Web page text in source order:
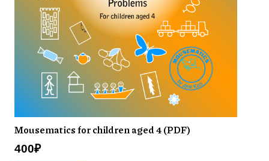
Mousematics for children aged 4 (PDF)
400₽